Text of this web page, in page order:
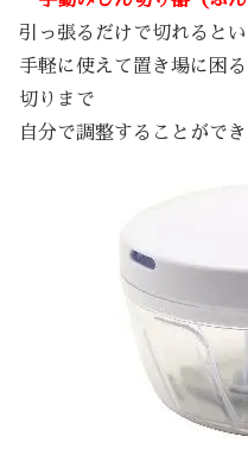
引っ張るだけで切れるとい
手軽に使えて置き場に困
切りまで
自分で調整することができ